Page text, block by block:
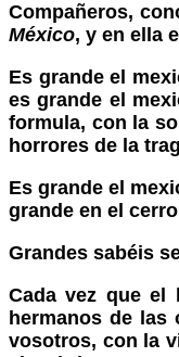
Compañeros,
México, y en ella
Es grande el
es grande el
formula, con la
horrores de la
Es grande el
grande en el
Grandes sabéis
Cada vez que el
hermanos de
vosotros, con la